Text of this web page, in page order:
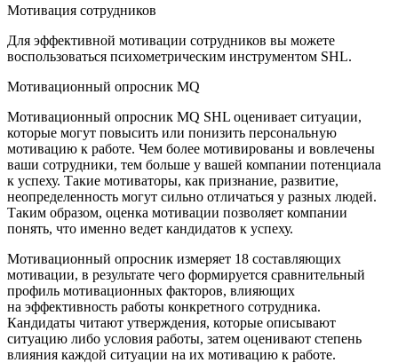
Мотивация сотрудников
Для эффективной мотивации сотрудников вы можете
воспользоваться психометрическим инструментом SHL.
Мотивационный опросник MQ
Мотивационный опросник MQ SHL оценивает ситуации,
которые могут повысить или понизить персональную
мотивацию к работе. Чем более мотивированы и вовлечены
ваши сотрудники, тем больше у вашей компании потенциала
к успеху. Такие мотиваторы, как признание, развитие,
неопределенность могут сильно отличаться у разных людей.
Таким образом, оценка мотивации позволяет компании
понять, что именно ведет кандидатов к успеху.
Мотивационный опросник измеряет 18 составляющих
мотивации, в результате чего формируется сравнительный
профиль мотивационных факторов, влияющих
на эффективность работы конкретного сотрудника.
Кандидаты читают утверждения, которые описывают
ситуацию либо условия работы, затем оценивают степень
влияния каждой ситуации на их мотивацию к работе.